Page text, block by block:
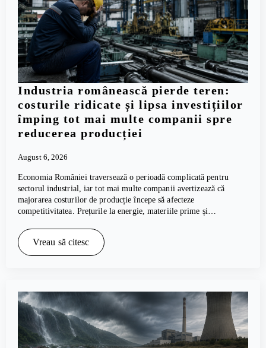
Industria românească pierde teren:
costurile ridicate și lipsa investițiilor
împing tot mai multe companii spre
reducerea producției
August 6, 2026
Economia României traversează o perioadă complicată pentru
sectorul industrial, iar tot mai multe companii avertizează că
majorarea costurilor de producție începe să afecteze
competitivitatea. Prețurile la energie, materiile prime și…
Vreau să citesc